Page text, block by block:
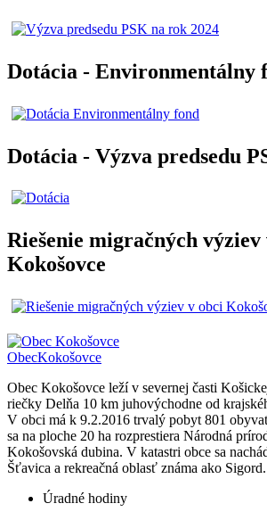
Dotácia - Environmentálny
Dotácia - Výzva predsedu
Riešenie migračných výziev
Kokošovce
ObecKokošovce
Obec Kokošovce leží v severnej časti
riečky Delňa 10 km juhovýchodne od
V obci má k 9.2.2016 trvalý pobyt 801
sa na ploche 20 ha rozprestiera Národná
Kokošovská dubina. V katastri obce sa
Šťavica a rekreačná oblasť známa ako Sigord.
Úradné hodiny